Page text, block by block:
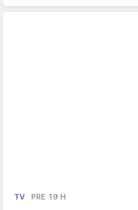
TV PRE 19 H